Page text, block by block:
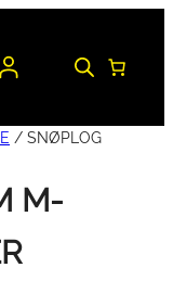
/ SNØPLOG
M-